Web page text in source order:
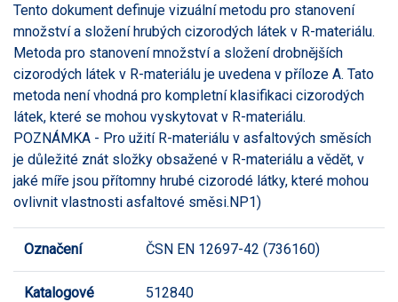
Tento dokument definuje vizuální metodu pro stanovení
množství a složení hrubých cizorodých látek v R-materiálu.
Metoda pro stanovení množství a složení drobnějších
cizorodých látek v R-materiálu je uvedena v příloze A. Tato
metoda není vhodná pro kompletní klasifikaci cizorodých
látek, které se mohou vyskytovat v R-materiálu.
POZNÁMKA - Pro užití R-materiálu v asfaltových směsích
je důležité znát složky obsažené v R-materiálu a vědět, v
jaké míře jsou přítomny hrubé cizorodé látky, které mohou
ovlivnit vlastnosti asfaltové směsi.NP1)
Označení ČSN EN 12697-42 (736160)
Katalogové
512840